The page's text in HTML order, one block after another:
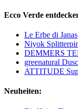
Ecco Verde
Le Erbe di Janas
Niyok
DEMMERS
greenatural
ATTITUDE
Neuheiten: